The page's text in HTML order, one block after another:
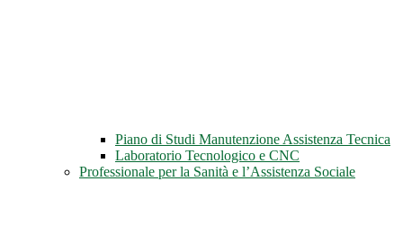
Piano di Studi Manutenzione Assistenza Tecnica
Laboratorio Tecnologico e CNC
Professionale per la Sanità e l’Assistenza Sociale